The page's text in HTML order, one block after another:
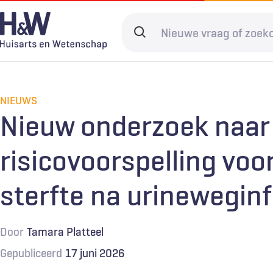
Overslaan
en
naar
gaan
Search
Spoedzorg
Digitale zorg Levenseinde
Abonneren
NIEUWS
Nieuw onderzoek naar
risicovoorspelling
sterfte na
Door Tamara Platteel
Gepubliceerd 17 juni 2026